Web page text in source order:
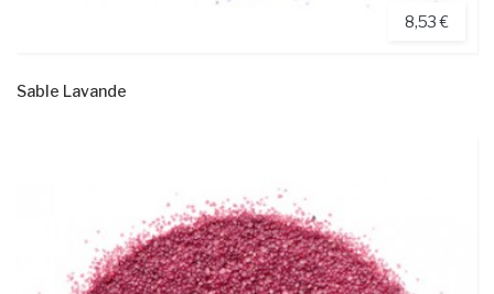
8,53 €
Sable Lavande